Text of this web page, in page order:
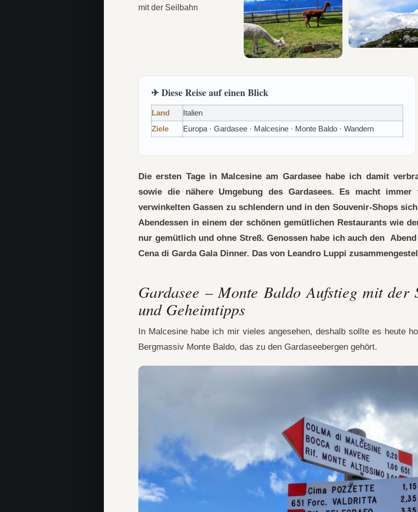
✈ Diese Reise auf einen Blick
Land
Italien
Ziele
Europa · Gardasee · Malcesine · Monte Baldo · Wandern
Die ersten Tage in Malcesine am Gardasee habe ich damit
sowie die nähere Umgebung des Gardasees. Es macht
verwinkelten Gassen zu schlendern und in den Souvenir-Shops
Abendessen in einem der schönen gemütlichen Restaurants wie
nur gemütlich und ohne Streß. Genossen habe ich auch den
Cena di Garda Gala Dinner. Das von Leandro Luppi
Gardasee – Monte Baldo Aufstieg mit der
und Geheimtipps
In Malcesine habe ich mir vieles angesehen, deshalb sollte es heute
Bergmassiv Monte Baldo, das zu den Gardaseebergen gehört.